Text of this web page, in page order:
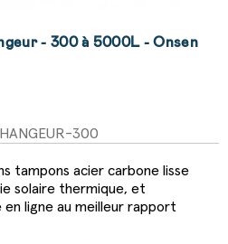
- 300 à 5000L - Onsen
300
tampons acier carbone lisse
solaire thermique, et
en ligne au meilleur rapport